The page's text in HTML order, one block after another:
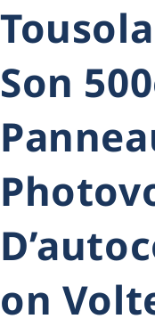
Son
On